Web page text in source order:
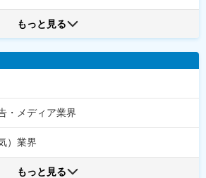
もっと見る
・メディア業界
）業界
もっと見る